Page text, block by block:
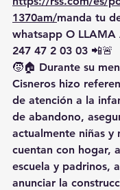
1370am/manda tu
whatsapp O LLAMA
247 47 2 03 03 📲🚨
🧒🏠 Durante su
Cisneros hizo
de atención a la
de abandono,
actualmente niñas y
cuentan con hogar,
escuela y padrinos,
anunciar la